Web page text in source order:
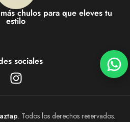
chulos para que eleves tu
estilo
sociales
. Todos los derechos reservados.